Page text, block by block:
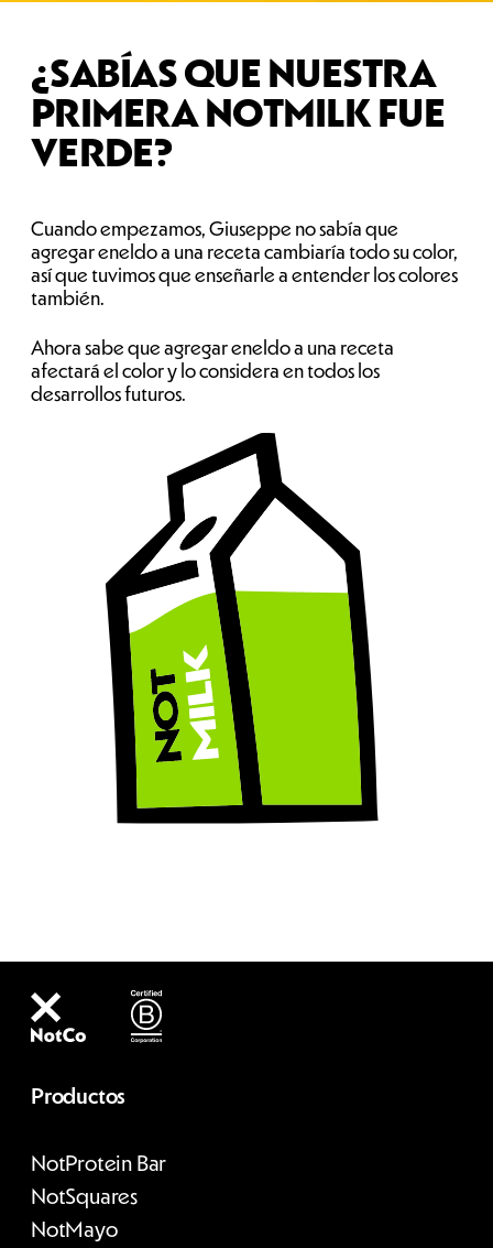
¿SABÍAS QUE NUESTRA
PRIMERA NOTMILK FUE
VERDE?
Cuando empezamos, Giuseppe no sabía que
agregar eneldo a una receta cambiaría todo su color,
así que tuvimos que enseñarle a entender los colores
también.
Ahora sabe que agregar eneldo a una receta
afectará el color y lo considera en todos los
desarrollos futuros.
Productos
NotProtein Bar
NotSquares
NotMayo